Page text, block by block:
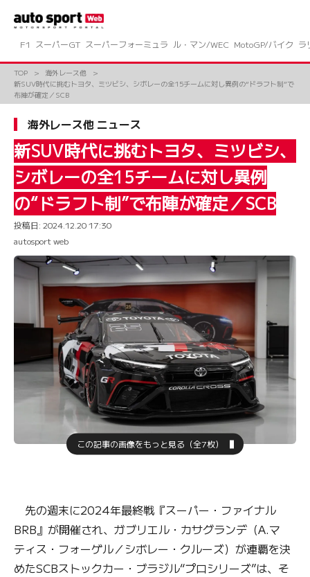
ツ
F1 スーパーGT スーパーフォーミュラ ル・マン/WEC MotoGP/バイク ラ
TOP
海外レース他
新SUV時代に挑むトヨタ、ミツビシ、シボレーの全15チームに対し異例の“ドラフト制”で
布陣が確定／SCB
海外レース他 ニュース
新SUV時代に挑むトヨタ、ミツビシ、
シボレーの全15チームに対し異例
の“ドラフト制”で布陣が確定／SCB
投稿日: 2024.12.20 17:30
autosport web
この記事の画像をもっと見る（全7枚）
先の週末に2024年最終戦『スーパー・ファイナル
BRB』が開催され、ガブリエル・カサグランデ（A.マ
ティス・フォーゲル／シボレー・クルーズ）が連覇を決
めたSCBストックカー・ブラジル“プロシリーズ”は、そ